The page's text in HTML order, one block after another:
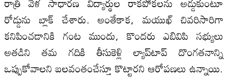
రోడ్డును బ్లాక్ చేశారు. అంతేకాక, మయుఖ్ చివరిసారిగా
కనిపించడానికి గంట ముందు, కొందరు ఎబివిపి సభ్యులు
అతడిని తమ గదికి తీసుకెళ్లి ల్యాప్‌టాప్ దొంగతనాన్ని
ఒప్పుకోవాలని బలవంతంచేస్తూ కొట్టారని ఆరోపణలు ఉన్నాయి.